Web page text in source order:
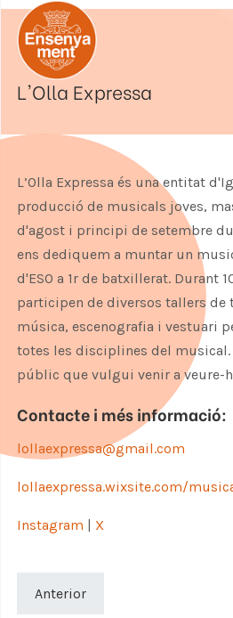
L'Olla Expressa
L’Olla Expressa és una entitat
producció de musicals joves,
d'agost i principi de setembre
ens dediquem a muntar un
d'ESO a 1r de batxillerat. Durant
participen de diversos tallers de
música, escenografia i vestuari
totes les disciplines del musical.
públic que vulgui venir a veure-
Contacte i més informació:
lollaexpressa@gmail.com
lollaexpressa.wixsite.com/
Instagram | X
Anterior